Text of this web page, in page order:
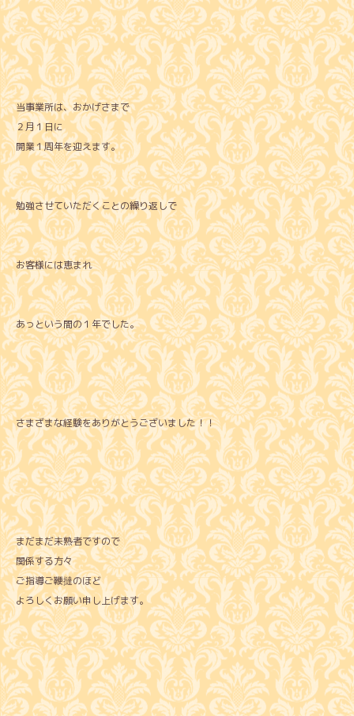
当事業所は、おかげさまで
２月１日に
開業１周年を迎えます。
勉強させていただくことの繰り返しで
お客様には恵まれ
あっという間の１年でした。
さまざまな経験をありがとうございました！！
まだまだ未熟者ですので
関係する方々
ご指導ご鞭撻のほど
よろしくお願い申し上げます。